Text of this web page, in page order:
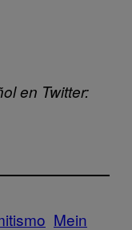
en Twitter:
Mein